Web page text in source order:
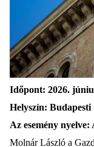
Időpont: 2026.
Helyszín: Budapesti
Az esemény nyelve:
Molnár László a